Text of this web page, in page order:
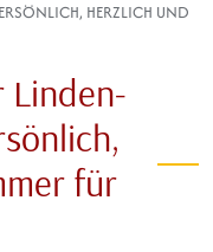
HERZLICH UND
Linden-
für